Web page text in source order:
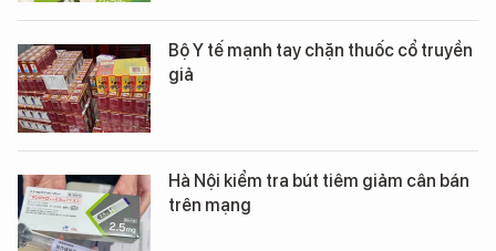
Bộ Y tế mạnh tay chặn thuốc cổ truyền
giả
Hà Nội kiểm tra bút tiêm giảm cân bán
trên mạng